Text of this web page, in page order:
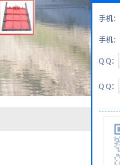
手机：
手机：
Q Q：
Q Q：